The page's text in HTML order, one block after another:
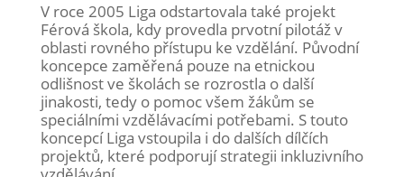
V roce 2005 Liga odstartovala také projekt
Férová škola, kdy provedla prvotní pilotáž v
oblasti rovného přístupu ke vzdělání. Původní
koncepce zaměřená pouze na etnickou
odlišnost ve školách se rozrostla o další
jinakosti, tedy o pomoc všem žákům se
speciálními vzdělávacími potřebami. S touto
koncepcí Liga vstoupila i do dalších dílčích
projektů, které podporují strategii inkluzivního